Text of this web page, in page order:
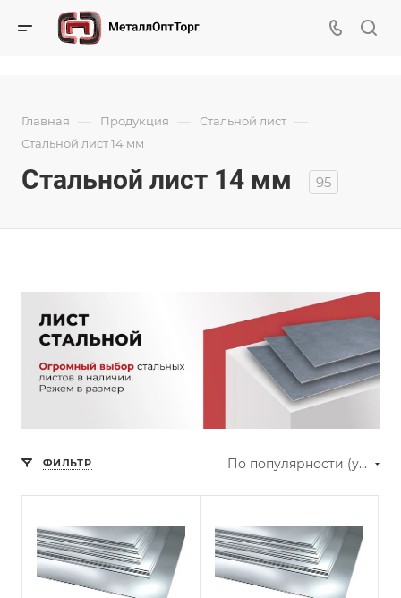
Главная — Продукция — Стальной лист —
Стальной лист 14 мм
Стальной лист 14 мм 95
ФИЛЬТР По популярности (убывание)